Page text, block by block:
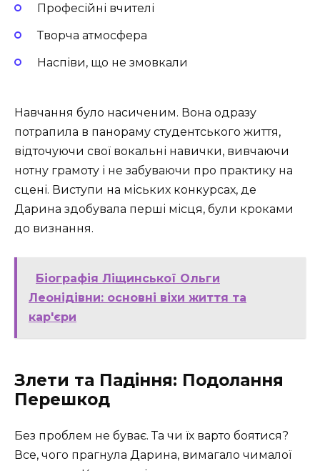
Професійні вчителі
Творча атмосфера
Наспіви, що не змовкали
Навчання було насиченим. Вона одразу
потрапила в панораму студентського життя,
відточуючи свої вокальні навички, вивчаючи
нотну грамоту і не забуваючи про практику на
сцені. Виступи на міських конкурсах, де
Дарина здобувала перші місця, були кроками
до визнання.
Біографія Ліщинської Ольги
Леонідівни: основні віхи життя та
кар'єри
Злети та Падіння: Подолання
Перешкод
Без проблем не буває. Та чи їх варто боятися?
Все, чого прагнула Дарина, вимагало чималої